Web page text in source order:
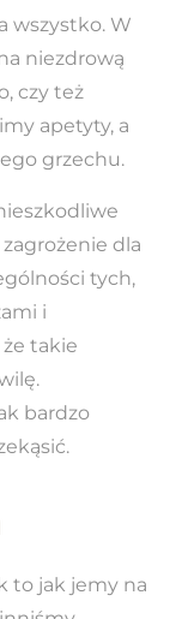
wszystko. W
niezdrową
czy też
apetyty, a
grzechu.
dla
tych,
i
takie
bardzo
to jak jemy na